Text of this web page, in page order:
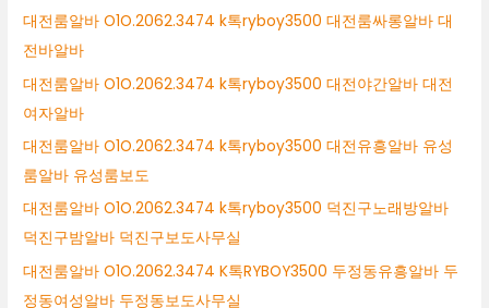
대전룸알바 O1O.2062.3474 k톡ryboy3500 대전룸싸롱알바 대
전바알바
대전룸알바 O1O.2062.3474 k톡ryboy3500 대전야간알바 대전
여자알바
대전룸알바 O1O.2062.3474 k톡ryboy3500 대전유흥알바 유성
룸알바 유성룸보도
대전룸알바 O1O.2062.3474 k톡ryboy3500 덕진구노래방알바
덕진구밤알바 덕진구보도사무실
대전룸알바 O1O.2062.3474 K톡RYBOY3500 두정동유흥알바 두
정동여성알바 두정동보도사무실